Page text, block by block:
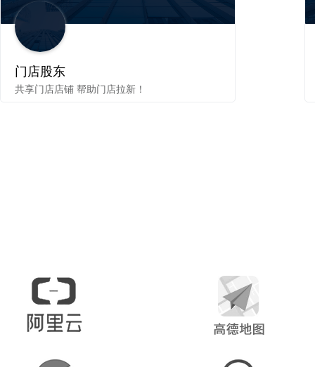
门店股东
共享门店店铺 帮助门店拉新！